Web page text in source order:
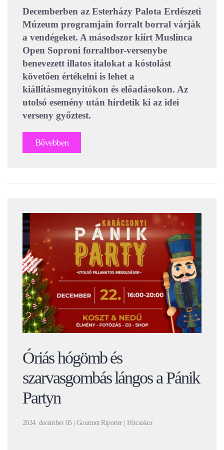
Decemberben az Esterházy Palota Erdészeti
Múzeum programjain forralt borral várják
a vendégeket. A másodszor kiírt Muslinca
Open Soproni forraltbor-versenybe
benevezett illatos italokat a kóstolást
követően értékelni is lehet a
kiállításmegnyitókon és előadásokon. Az
utolsó esemény után hirdetik ki az idei
verseny győztest.
Bővebben
Óriás hógömb és
szarvasgombás lángos a Pánik
Partyn
2024. december 05 | Gourmet Riporter | Hírcsokor